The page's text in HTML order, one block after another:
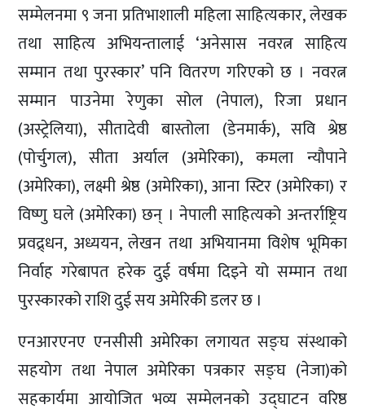
सम्मेलनमा ९ जना प्रतिभाशाली महिला साहित्यकार, लेखक
तथा साहित्य अभियन्तालाई ‘अनेसास नवरत्न साहित्य
सम्मान तथा पुरस्कार’ पनि वितरण गरिएको छ । नवरत्न
सम्मान पाउनेमा रेणुका सोल (नेपाल), रिजा प्रधान
(अस्ट्रेलिया), सीतादेवी बास्तोला (डेनमार्क), सवि श्रेष्ठ
(पोर्चुगल), सीता अर्याल (अमेरिका), कमला न्यौपाने
(अमेरिका), लक्ष्मी श्रेष्ठ (अमेरिका), आना स्टिर (अमेरिका) र
विष्णु घले (अमेरिका) छन् । नेपाली साहित्यको अन्तर्राष्ट्रिय
प्रवद्र्धन, अध्ययन, लेखन तथा अभियानमा विशेष भूमिका
निर्वाह गरेबापत हरेक दुई वर्षमा दिइने यो सम्मान तथा
पुरस्कारको राशि दुई सय अमेरिकी डलर छ ।
एनआरएनए एनसीसी अमेरिका लगायत सङ्घ संस्थाको
सहयोग तथा नेपाल अमेरिका पत्रकार सङ्घ (नेजा)को
सहकार्यमा आयोजित भव्य सम्मेलनको उद्घाटन वरिष्ठ